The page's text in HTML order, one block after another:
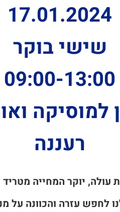
17.01.2024
שישי בוקר
09:00-13:00
רעננה
עולה, יוקר המחייה
לחפש עזרה והכוונה על